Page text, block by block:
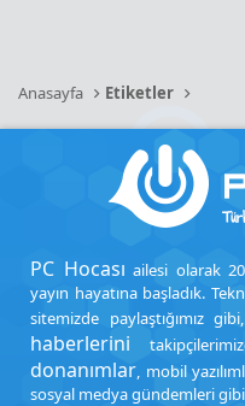
Anasayfa Etiketler
PC Hocası ailesi olarak
yayın hayatına başladık.
sitemizde paylaştığımız
haberlerini
donanımlar, mobil
sosyal medya gündemleri